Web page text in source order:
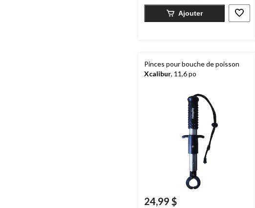
Ajouter
Pinces pour bouche de poisson
Xcalibur, 11,6 po
24,99 $